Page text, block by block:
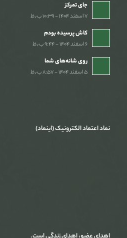
جای تمرکز
۷ اسفند ۱۴۰۴ - ۱۰:۳۹ ب٫ظ
کاش پرسیده بودم
۶ اسفند ۱۴۰۴ - ۹:۴۴ ب٫ظ
روی شانه‌های شما
۵ اسفند ۱۴۰۴ - ۸:۵۷ ب٫ظ
نماد اعتماد الکترونیک (اینماد)